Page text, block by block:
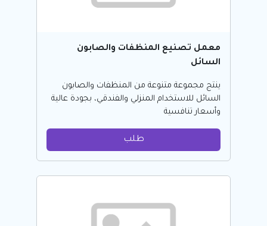
معمل تصنيع المنظفات والصابون
السائل
ينتج مجموعة متنوعة من المنظفات والصابون
السائل للاستخدام المنزلي والفندقي، بجودة عالية
وأسعار تنافسية
طلب